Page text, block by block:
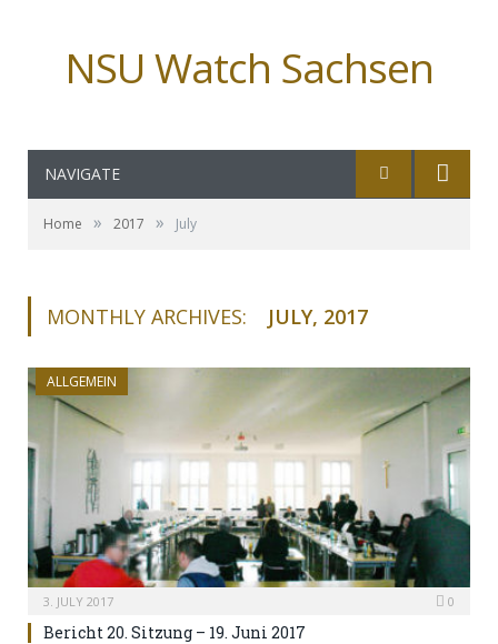
NSU Watch Sachsen
NAVIGATE
Home » 2017 » July
MONTHLY ARCHIVES: JULY, 2017
ALLGEMEIN
3. JULY 2017 0
Bericht 20. Sitzung – 19. Juni 2017